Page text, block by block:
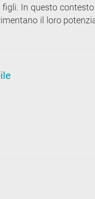
figli. In questo
il loro